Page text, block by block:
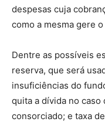
despesas cuja
como a mesma gere
Dentre as possíveis
reserva, que será
insuficiências do
quita a dívida no
consorciado; e taxa